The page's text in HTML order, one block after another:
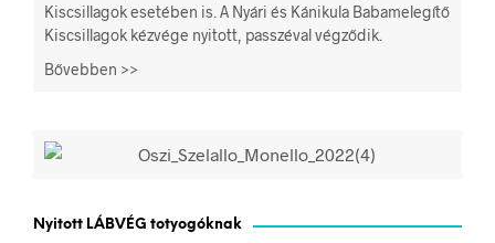
Kiscsillagok esetében is. A Nyári és Kánikula Babamelegítő
Kiscsillagok kézvége nyitott, passzéval végződik.
Bővebben >>
Nyitott LÁBVÉG totyogóknak